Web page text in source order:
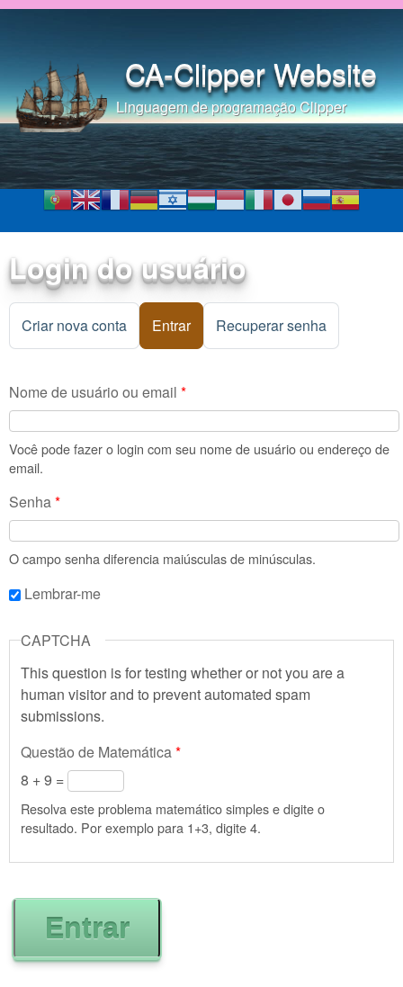
Pular para o conteúdo
CA-Clipper Website
Linguagem de programação Clipper
Login do usuário
Criar nova conta Entrar(aba ativa)
Recuperar senha
Nome de usuário ou email *
Você pode fazer o login com seu nome de usuário ou endereço de
email.
Senha*
O campo senha diferencia maiúsculas de minúsculas.
Lembrar-me
CAPTCHA
This question is for testing whether or not you are a
human visitor and to prevent automated spam
submissions.
Questão de Matemática*
8 + 9 =
Resolva este problema matemático simples e digite o
resultado. Por exemplo para 1+3, digite 4.